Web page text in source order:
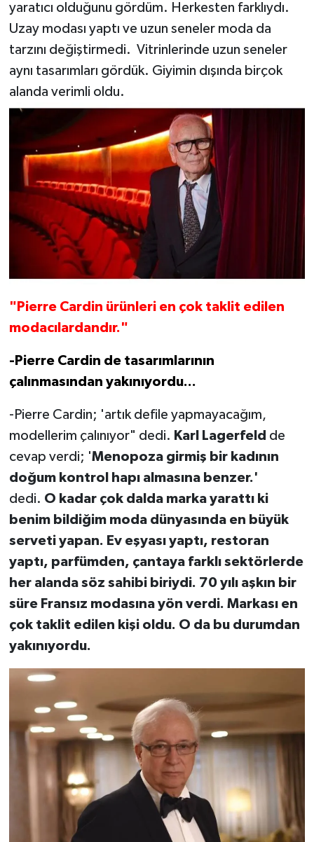
yaratıcı olduğunu gördüm. Herkesten farklıydı.
Uzay modası yaptı ve uzun seneler moda da
tarzını değiştirmedi. Vitrinlerinde uzun seneler
aynı tasarımları gördük. Giyimin dışında birçok
alanda verimli oldu.
"Pierre Cardin ürünleri en çok taklit edilen
modacılardandır."
-Pierre Cardin de tasarımlarının
çalınmasından yakınıyordu...
-Pierre Cardin; 'artık defile yapmayacağım,
modellerim çalınıyor" dedi. Karl Lagerfeld de
cevap verdi; 'Menopoza girmiş bir kadının
doğum kontrol hapı almasına benzer.'
dedi. O kadar çok dalda marka yarattı ki
benim bildiğim moda dünyasında en büyük
serveti yapan. Ev eşyası yaptı, restoran
yaptı, parfümden, çantaya farklı sektörlerde
her alanda söz sahibi biriydi. 70 yılı aşkın bir
süre Fransız modasına yön verdi. Markası en
çok taklit edilen kişi oldu. O da bu durumdan
yakınıyordu.